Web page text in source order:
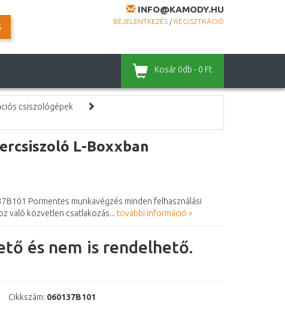
INFO@KAMODY.HU
BEJELENTKEZÉS / REGISZTRÁCIÓ
Kosár 0db - 0 Ft
csiszológépek
L-Boxxban
Pormentes munkavégzés minden felhasználási
való közvetlen csatlakozás... további információ »
és nem is rendelhető.
Cikkszám: 060137B101